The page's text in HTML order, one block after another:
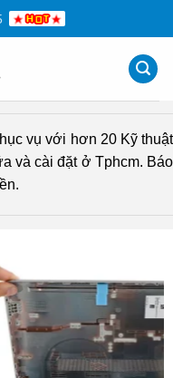
vụ với hơn 20 Kỹ thuật
và cài đặt ở Tphcm. Báo